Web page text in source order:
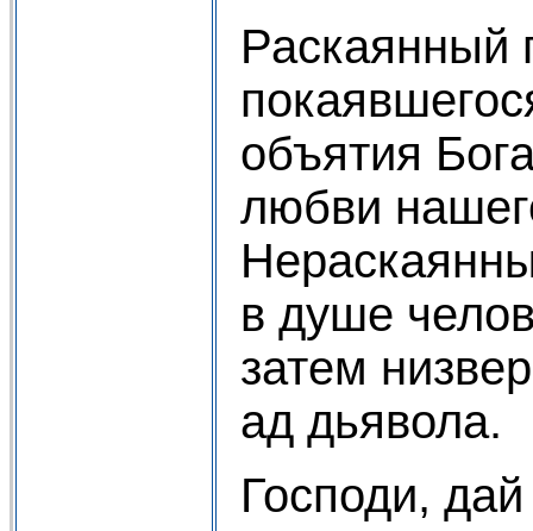
Раскаянный
объятия
любви
в душе
затем
ад дьявола.
Господи,